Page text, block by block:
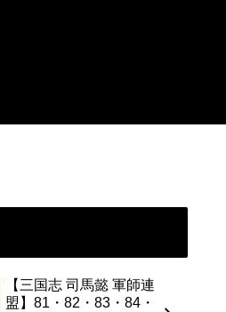
【三国志 司馬懿 軍師連
盟】81・82・83・84・